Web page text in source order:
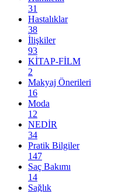
31
Hastalıklar
38
İlişkiler
93
KİTAP-FİLM
2
Makyaj Önerileri
16
Moda
12
NEDİR
34
Pratik Bilgiler
147
Saç Bakımı
14
Sağlık